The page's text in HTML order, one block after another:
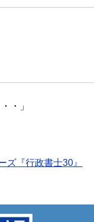
・」
ズ『行政書士30』